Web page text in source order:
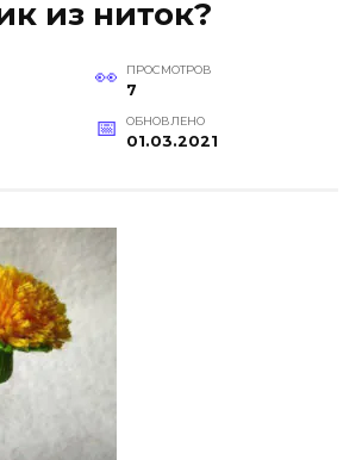
из ниток?
ПРОСМОТРОВ
7
ОБНОВЛЕНО
01.03.2021